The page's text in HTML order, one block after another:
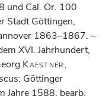
und Cal. Or. 100
Stadt Göttingen,
1863–1867. –
XVI. Jahrhundert,
Kaestner,
Göttinger
Jahre 1588, bearb.